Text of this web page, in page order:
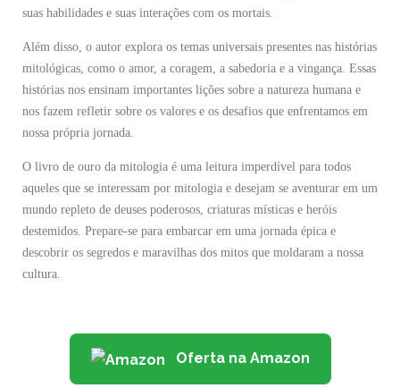
suas habilidades e suas interações com os mortais.
Além disso, o autor explora os temas universais presentes nas histórias
mitológicas, como o amor, a coragem, a sabedoria e a vingança. Essas
histórias nos ensinam importantes lições sobre a natureza humana e
nos fazem refletir sobre os valores e os desafios que enfrentamos em
nossa própria jornada.
O livro de ouro da mitologia é uma leitura imperdível para todos
aqueles que se interessam por mitologia e desejam se aventurar em um
mundo repleto de deuses poderosos, criaturas místicas e heróis
destemidos. Prepare-se para embarcar em uma jornada épica e
descobrir os segredos e maravilhas dos mitos que moldaram a nossa
cultura.
Oferta na Amazon